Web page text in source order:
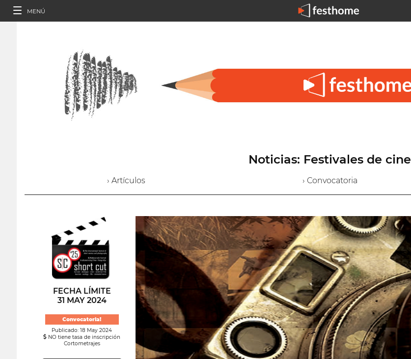
MENÚ
Noticias: Festivales de cine
› Artículos › Convocatoria
FECHA LÍMITE
31 MAY 2024
Convocatoria!
Publicado: 18 May 2024
NO tiene tasa de inscripción
Cortometrajes